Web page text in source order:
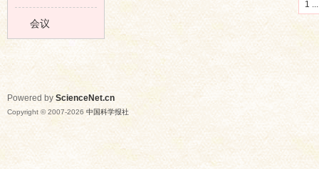
1 ...
会议
Powered by ScienceNet.cn
Copyright © 2007-2026 中国科学报社